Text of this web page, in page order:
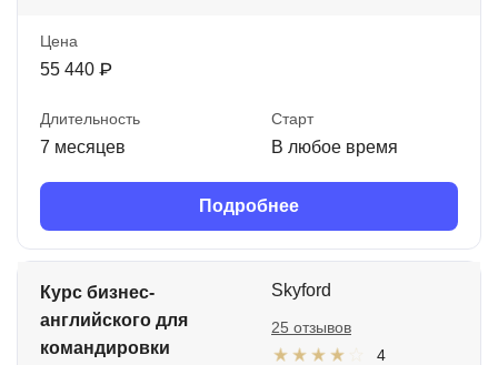
Цена
55 440 ₽
Длительность
7 месяцев
Старт
В любое время
Подробнее
Курс бизнес-
английского для
командировки
Skyford
4
25 отзывов